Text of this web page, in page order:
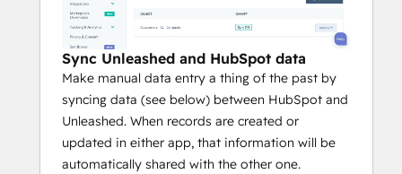
Sync Unleashed and HubSpot data
Make manual data entry a thing of the past by
syncing data (see below) between HubSpot and
Unleashed. When records are created or
updated in either app, that information will be
automatically shared with the other one.